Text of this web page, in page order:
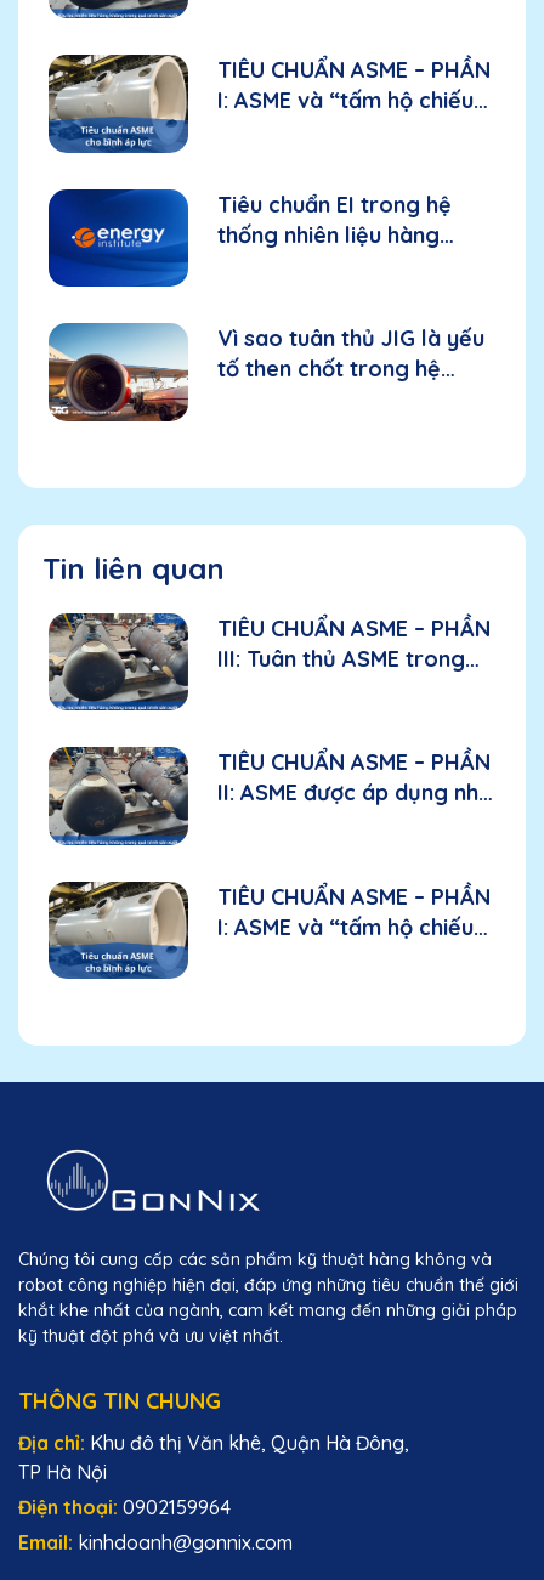
TIÊU CHUẨN ASME – PHẦN
I: ASME và “tấm hộ chiếu
Tiêu chuẩn EI trong hệ
thống nhiên liệu hàng
Vì sao tuân thủ JIG là yếu
tố then chốt trong hệ
Tin liên quan
TIÊU CHUẨN ASME – PHẦN
III: Tuân thủ ASME trong
xuất
TIÊU CHUẨN ASME – PHẦN
II: ASME được áp dụng như
TIÊU CHUẨN ASME – PHẦN
I: ASME và “tấm hộ chiếu
Chúng tôi cung cấp các sản phẩm kỹ thuật hàng không và
robot công nghiệp hiện đại, đáp ứng những tiêu chuẩn thế giới
khắt khe nhất của ngành, cam kết mang đến những giải pháp
kỹ thuật đột phá và ưu việt nhất.
THÔNG TIN CHUNG
Địa chỉ: Khu đô thị Văn khê, Quận Hà Đông,
TP Hà Nội
Điện thoại: 0902159964
Email: kinhdoanh@gonnix.com